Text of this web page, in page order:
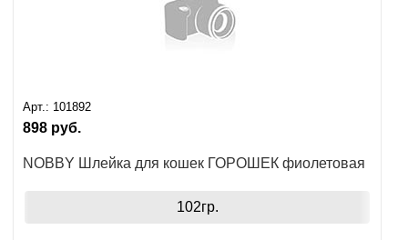
Арт.: 101892
898 руб.
NOBBY Шлейка для кошек ГОРОШЕК фиолетовая
102гр.